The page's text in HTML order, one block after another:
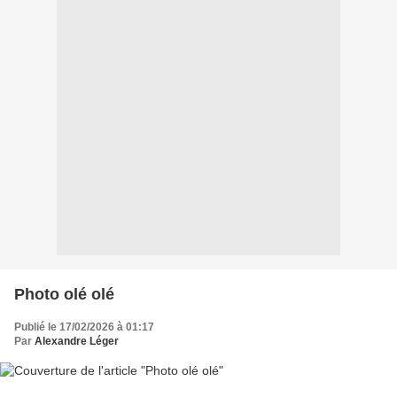
Photo olé olé
Publié le 17/02/2026 à 01:17
Par Alexandre Léger